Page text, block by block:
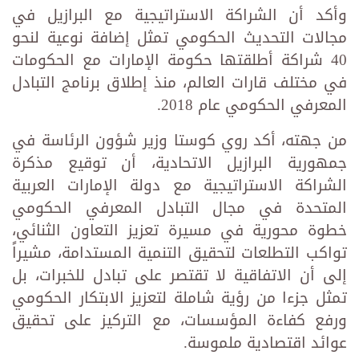
وأكد أن الشراكة الاستراتيجية مع البرازيل في
مجالات التحديث الحكومي تمثل إضافة نوعية لنحو
40 شراكة أطلقتها حكومة الإمارات مع الحكومات
في مختلف قارات العالم، منذ إطلاق برنامج التبادل
المعرفي الحكومي عام 2018.
من جهته، أكد روي كوستا وزير شؤون الرئاسة في
جمهورية البرازيل الاتحادية، أن توقيع مذكرة
الشراكة الاستراتيجية مع دولة الإمارات العربية
المتحدة في مجال التبادل المعرفي الحكومي
خطوة محورية في مسيرة تعزيز التعاون الثنائي،
تواكب التطلعات لتحقيق التنمية المستدامة، مشيراً
إلى أن الاتفاقية لا تقتصر على تبادل للخبرات، بل
تمثل جزءا من رؤية شاملة لتعزيز الابتكار الحكومي
ورفع كفاءة المؤسسات، مع التركيز على تحقيق
عوائد اقتصادية ملموسة.